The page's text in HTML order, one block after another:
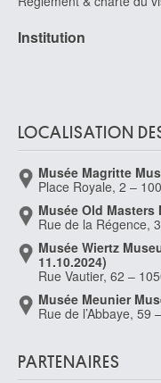
Institution
LOCALISATION
Musée Magritte
Place Royale, 2 –
Musée Old Masters
Rue de la Régence,
Musée Wiertz
11.10.2024)
Rue Vautier, 62 –
Musée Meunier
Rue de l’Abbaye, 59
PARTENAIRES